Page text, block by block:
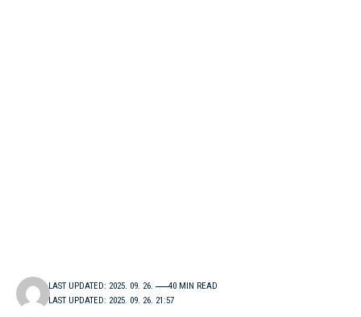
LAST UPDATED: 2025. 09. 26. 21:57
LAST UPDATED: 2025. 09. 26. 40 MIN READ